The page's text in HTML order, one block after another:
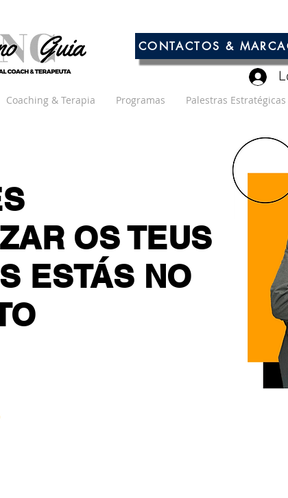
CONTACTOS &
Coaching & Terapia Programas Palestras Estratégicas
OS TEUS
ESTÁS NO